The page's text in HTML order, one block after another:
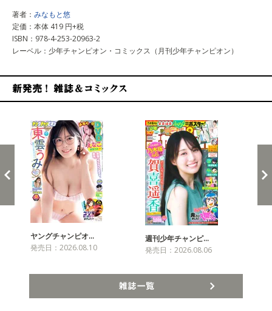
著者： みなもと悠
定価：本体 419 円+税
ISBN：978-4-253-20963-2
レーベル：少年チャンピオン・コミックス（月刊少年チャンピオン）
ヤングチャンピオ…
発売日：2026.08.10
週刊少年チャンピ…
発売日：2026.08.06